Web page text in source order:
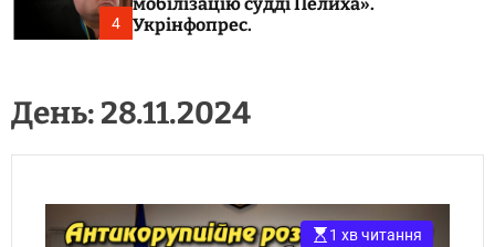
4
Укрінфопрес.
День: 28.11.2024
1 хв читання